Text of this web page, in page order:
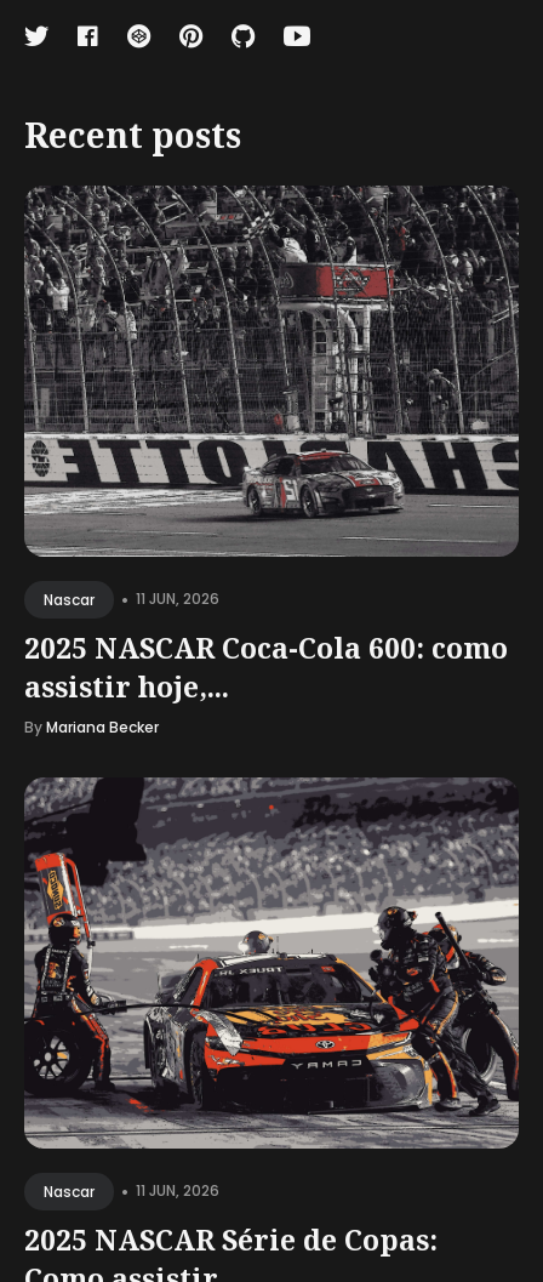
Recent posts
Nascar • 11 JUN, 2026
2025 NASCAR Coca-Cola 600: como
assistir hoje,...
ByMariana Becker
Nascar • 11 JUN, 2026
2025 NASCAR Série de Copas: